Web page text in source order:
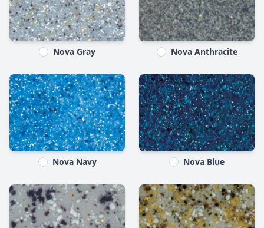
Nova Gray Nova Anthracite
Nova Navy Nova Blue